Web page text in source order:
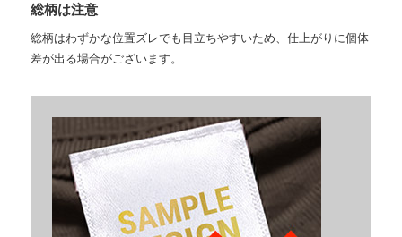
総柄は注意
総柄はわずかな位置ズレでも目立ちやすいため、仕上がりに個体
差が出る場合がございます。